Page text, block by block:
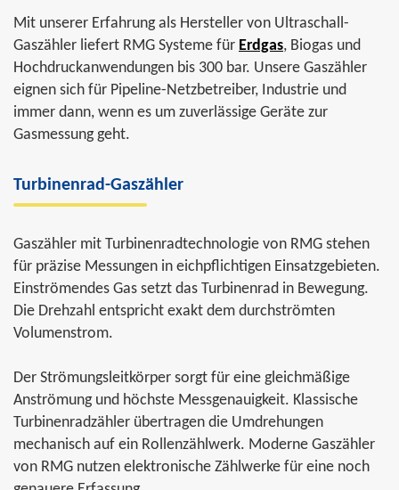
Mit unserer Erfahrung als Hersteller von Ultraschall-
Gaszähler liefert RMG Systeme für Erdgas, Biogas und
Hochdruckanwendungen bis 300 bar. Unsere Gaszähler
eignen sich für Pipeline-Netzbetreiber, Industrie und
immer dann, wenn es um zuverlässige Geräte zur
Gasmessung geht.
Turbinenrad-Gaszähler
Gaszähler mit Turbinenradtechnologie von RMG stehen
für präzise Messungen in eichpflichtigen Einsatzgebieten.
Einströmendes Gas setzt das Turbinenrad in Bewegung.
Die Drehzahl entspricht exakt dem durchströmten
Volumenstrom.
Der Strömungsleitkörper sorgt für eine gleichmäßige
Anströmung und höchste Messgenauigkeit. Klassische
Turbinenradzähler übertragen die Umdrehungen
mechanisch auf ein Rollenzählwerk. Moderne Gaszähler
von RMG nutzen elektronische Zählwerke für eine noch